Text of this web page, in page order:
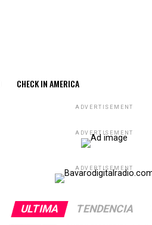
CHECK IN AMERICA
ADVERTISEMENT
ADVERTISEMENT
ADVERTISEMENT
ULTIMA TENDENCIA